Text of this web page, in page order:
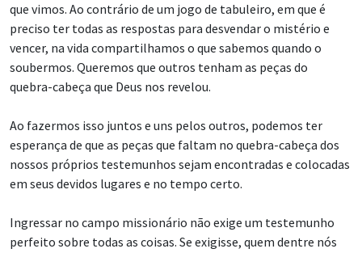
que vimos. Ao contrário de um jogo de tabuleiro, em que é
preciso ter todas as respostas para desvendar o mistério e
vencer, na vida compartilhamos o que sabemos quando o
soubermos. Queremos que outros tenham as peças do
quebra-cabeça que Deus nos revelou.
Ao fazermos isso juntos e uns pelos outros, podemos ter
esperança de que as peças que faltam no quebra-cabeça dos
nossos próprios testemunhos sejam encontradas e colocadas
em seus devidos lugares e no tempo certo.
Ingressar no campo missionário não exige um testemunho
perfeito sobre todas as coisas. Se exigisse, quem dentre nós